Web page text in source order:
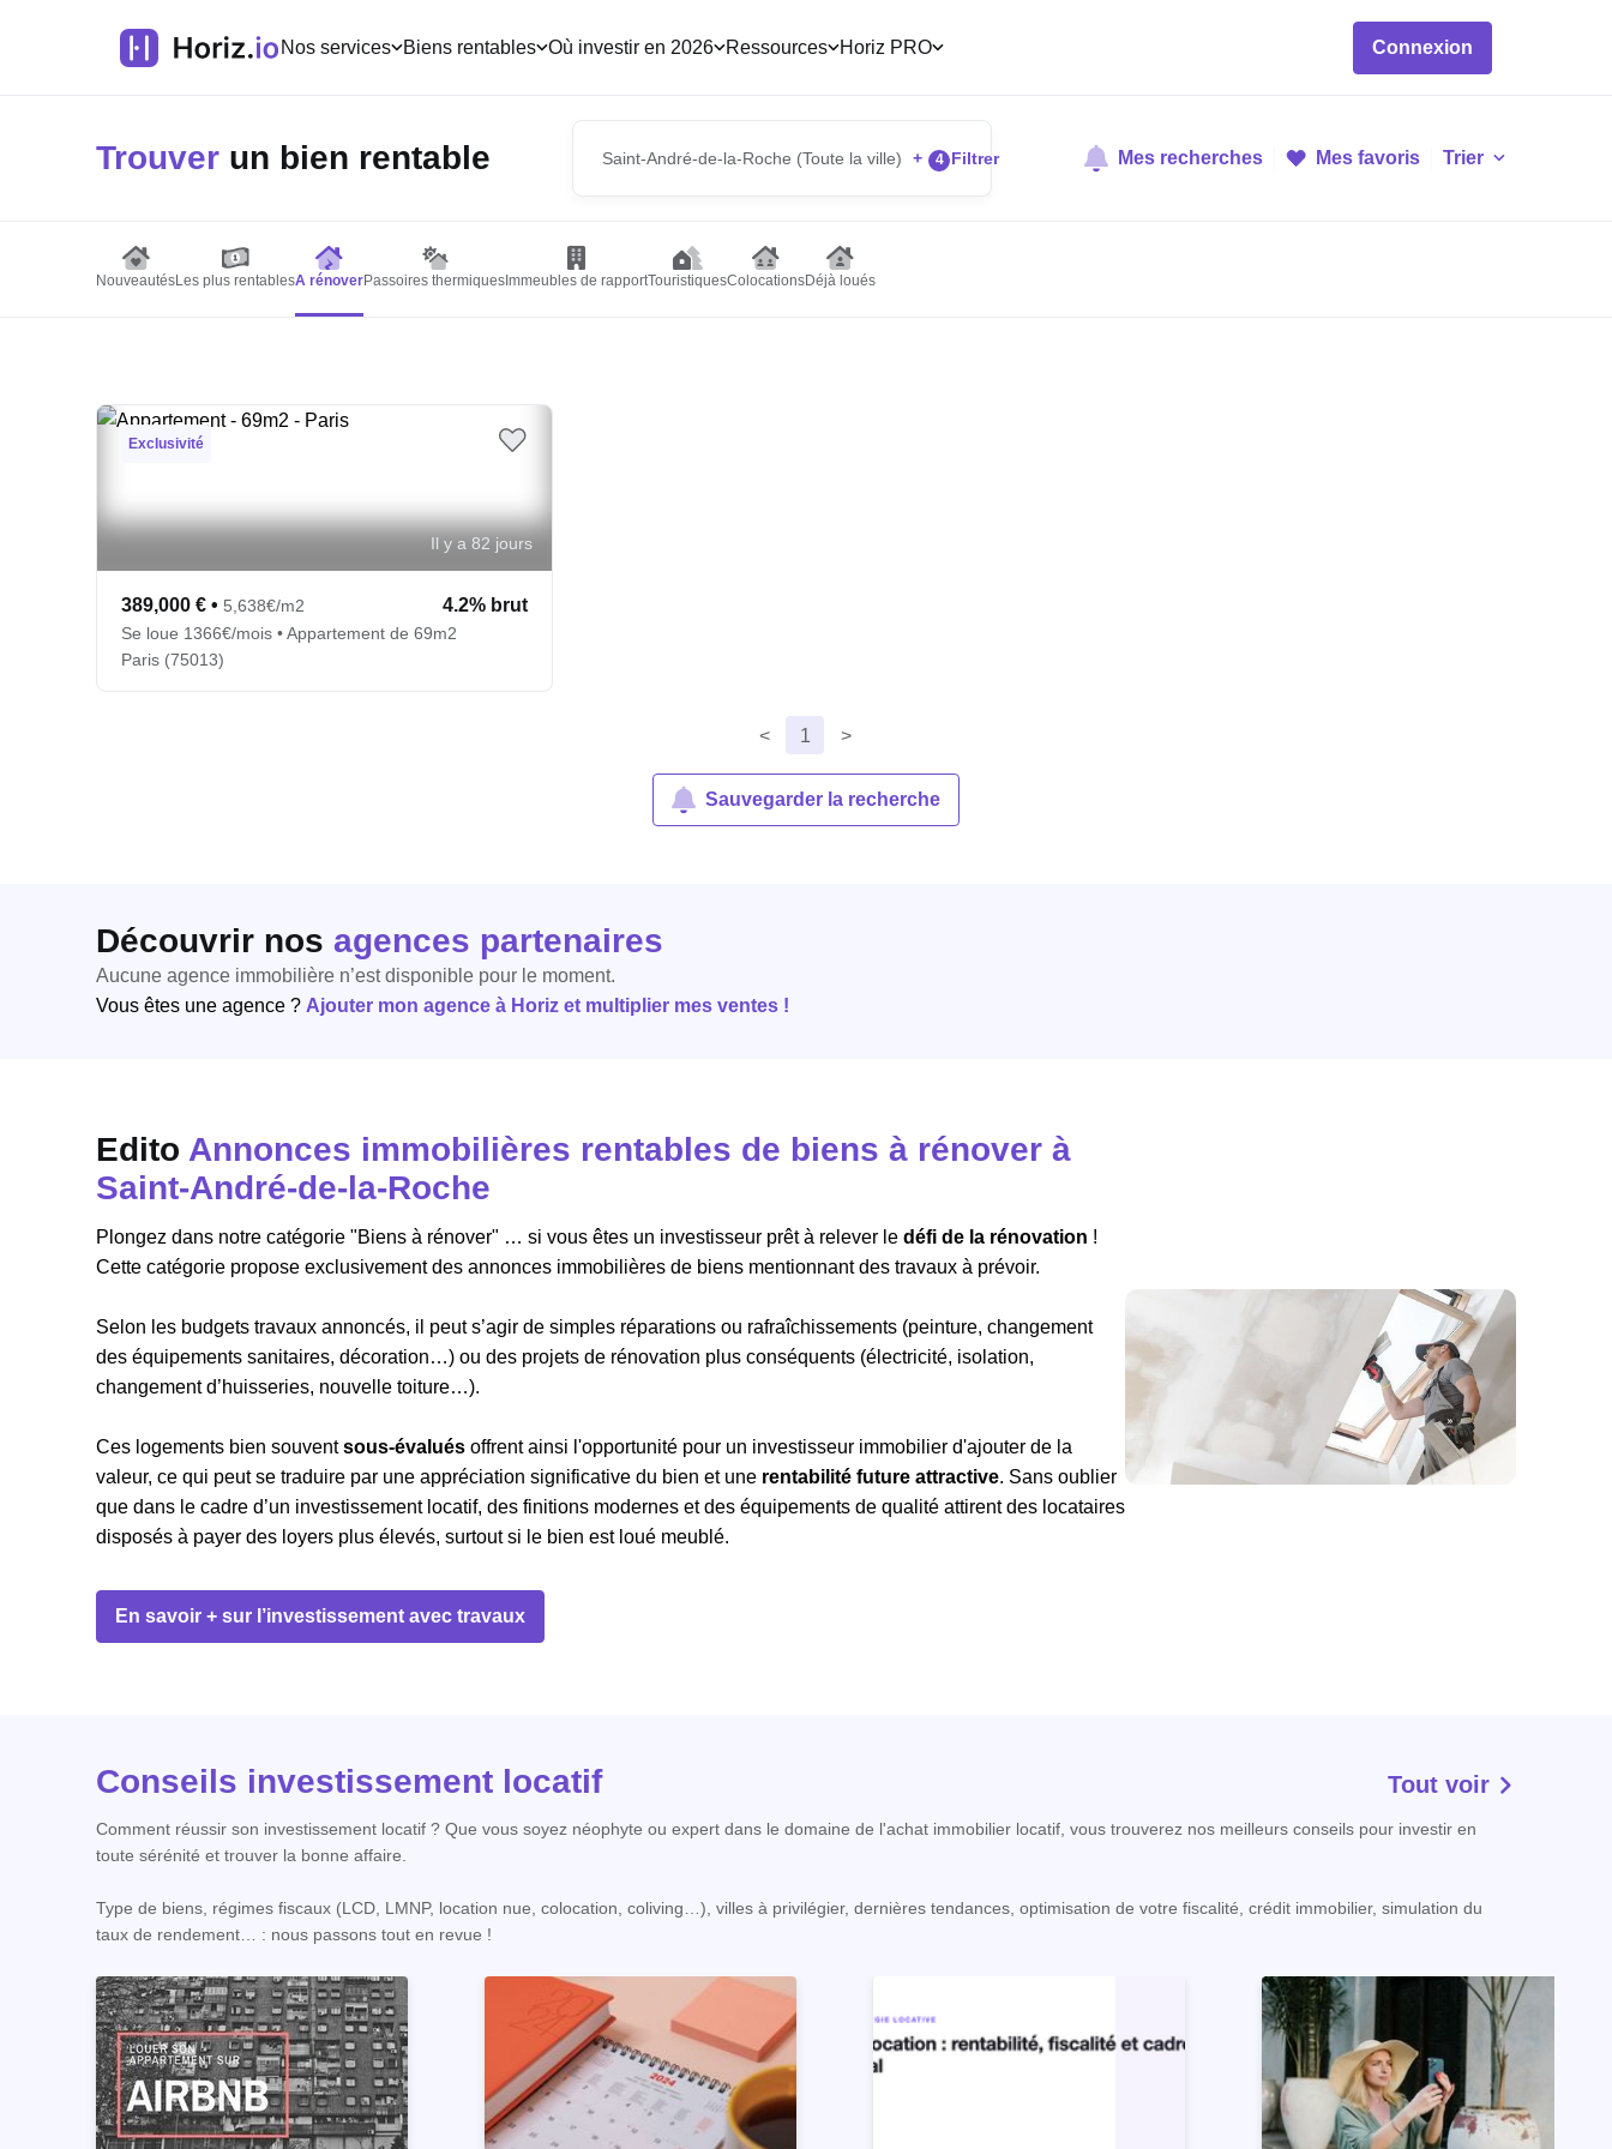
Nos services Biens rentables Où investir en 2026 Ressources Horiz PRO Connexion
Trouver un bien rentable Saint-André-de-la-Roche (Toute la ville) + 4 Filtrer Mes recherches Mes favoris Trier
NouveautésLes plus rentablesA rénoverPassoires thermiques Immeubles de rapportTouristiquesColocationsDéjà loués
Exclusivité
Il y a 82 jours
389,000 € • 5,638€/m2 4.2% brut
Se loue 1366€/mois • Appartement de 69m2
Paris (75013)
< 1 >
Sauvegarder la recherche
Découvrir nos agences partenaires
Aucune agence immobilière n’est disponible pour le moment.
Vous êtes une agence ? Ajouter mon agence à Horiz et multiplier mes ventes !
Edito Annonces immobilières rentables de biens à rénover à
Saint-André-de-la-Roche
Plongez dans notre catégorie "Biens à rénover" … si vous êtes un investisseur prêt à relever le défi de la rénovation !
Cette catégorie propose exclusivement des annonces immobilières de biens mentionnant des travaux à prévoir.
Selon les budgets travaux annoncés, il peut s’agir de simples réparations ou rafraîchissements (peinture, changement
des équipements sanitaires, décoration…) ou des projets de rénovation plus conséquents (électricité, isolation,
changement d’huisseries, nouvelle toiture…).
Ces logements bien souventsous-évalués offrent ainsi l'opportunité pour un investisseur immobilier d'ajouter de la
valeur, ce qui peut se traduire par une appréciation significative du bien et une rentabilité future attractive. Sans oublier
que dans le cadre d’un investissement locatif, des finitions modernes et des équipements de qualité attirent des locataires
disposés à payer des loyers plus élevés, surtout si le bien est loué meublé.
En savoir + sur l’investissement avec travaux
Conseils investissement locatif Tout voir
Comment réussir son investissement locatif ? Que vous soyez néophyte ou expert dans le domaine de l'achat immobilier locatif, vous trouverez nos meilleurs conseils pour investir en
toute sérénité et trouver la bonne affaire.
Type de biens, régimes fiscaux (LCD, LMNP, location nue, colocation, coliving…), villes à privilégier, dernières tendances, optimisation de votre fiscalité, crédit immobilier, simulation du
taux de rendement… : nous passons tout en revue !